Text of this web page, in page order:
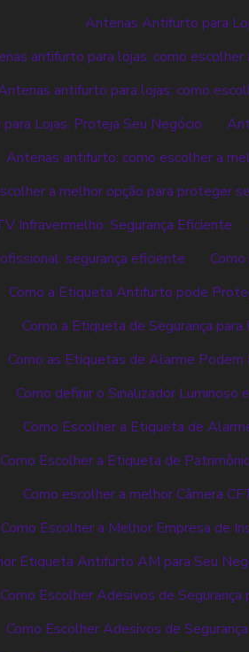
Antenas Antifurto para
antifurto para lojas: como
antifurto para lojas: como
Lojas: Proteja Seu Negócio
Antenas antifurto: como escolher a
a melhor opção para proteger
Infravermelho: Segurança Eficiente
segurança eficiente
Como a Etiqueta Antifurto pode
Como a Etiqueta de Segurança
Como as Etiquetas de Alarme
Como definir o Sinalizador Luminoso
Como Escolher a Etiqueta de
Como Escolher a Etiqueta de
Como escolher a melhor Câmera
Como Escolher a Melhor Empresa de
Etiqueta Antifurto AM para Seu
Como Escolher Adesivos de
Como Escolher Adesivos de